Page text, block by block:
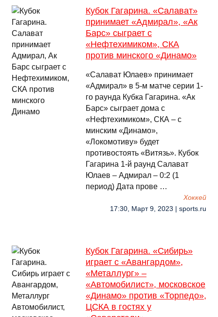
Кубок Гагарина. «Салават»
принимает «Адмирал», «Ак
Барс» сыграет с
«Нефтехимиком», СКА
против минского «Динамо»
«Салават Юлаев» принимает
«Адмирал» в 5-м матче серии 1-
го раунда Кубка Гагарина. «Ак
Барс» сыграет дома с
«Нефтехимиком», СКА – с
минским «Динамо»,
«Локомотиву» будет
противостоять «Витязь». Кубок
Гагарина 1-й раунд Салават
Юлаев – Адмирал – 0:2 (1
период) Дата прове …
Хоккей
17:30, Март 9, 2023 | sports.ru
Кубок Гагарина. «Сибирь»
играет с «Авангардом»,
«Металлург» –
«Автомобилист», московское
«Динамо» против «Торпедо»,
ЦСКА в гостях у